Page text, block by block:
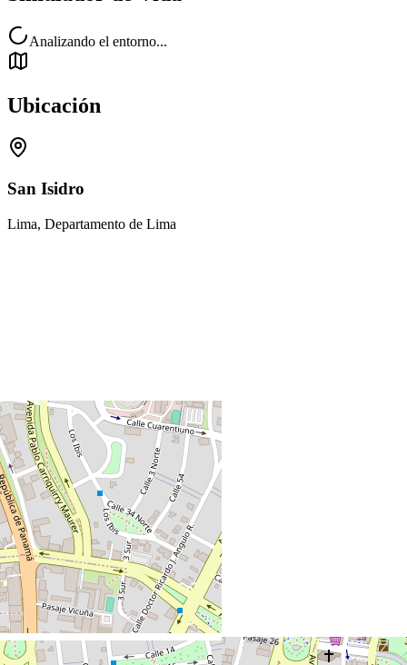
Analizando el entorno...
Ubicación
San Isidro
Lima, Departamento de Lima